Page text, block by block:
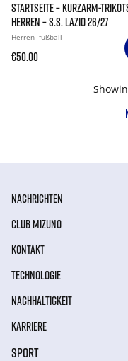
STARTSEITE – KURZARM-
HERREN – S.S. LAZIO 26/27
Herren fußball
€50.00
NACHRICHTEN
CLUB MIZUNO
KONTAKT
TECHNOLOGIE
NACHHALTIGKEIT
KARRIERE
SPORT